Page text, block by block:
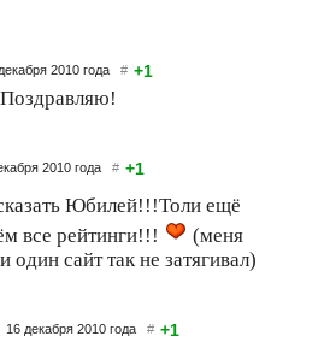
2010 года # +1
2010 года # +1
Юбилей!!!Толи ещё
все рейтинги!!!
(меня
один сайт так не затягивал)
16 декабря 2010 года # +1